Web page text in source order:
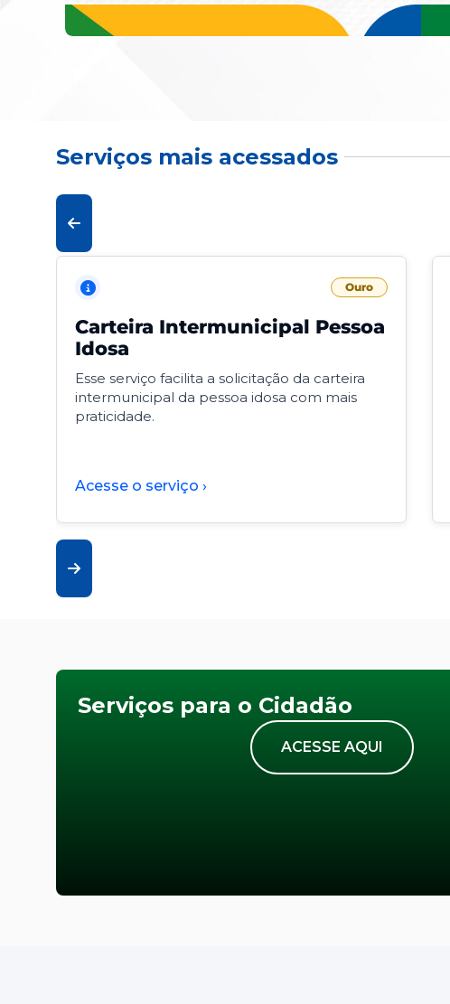
Serviços mais acessados
Ouro
Carteira Intermunicipal Pessoa
Idosa
Esse serviço facilita a solicitação da carteira
intermunicipal da pessoa idosa com mais
praticidade.
Acesse o serviço ›
Serviços para o Cidadão
ACESSE AQUI